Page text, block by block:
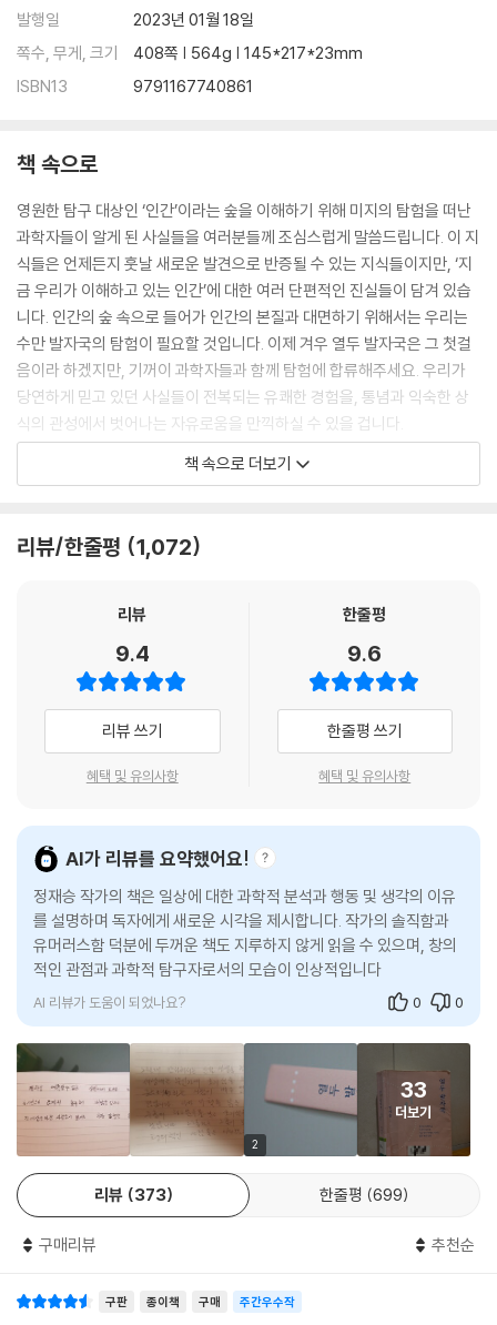
무엇을 발견하고 준비해야 할지, 아직 오지 않은 세계를 상상하고 탐험하
기 위해 우리가 알아야 할 것은 무엇인지를 함께 고민하고 친절하게 설명
하고 있다.
이 대체할 수 없는 인간의 일은 무엇일까? 암호화폐와 블록체인 기술은 어
떻게 진화하게 될까? 저자와 함께 기술혁명이 던지는 물음을 고찰하는 동
안, 독자들은 두려움 대신 새로운 기회를 껴안을 준비를 마치게 된다. 세상
에 없던 혁신을 이루어낸 이들이 꿈꾸던 미래를 맞이하는 가슴 벅찬 설렘
을 만끽할 수 있을 것이다.
생각의 모험으로, 지도 밖의 경계로 이끄는 책
이 책은 신기한 과학 상식을 나열하는 책이 아니라, 그 지식이 삶을 위한 지
혜가 되고 세상을 헤쳐 나가기 위한 통찰이 되는 것을 목표로 하고 있다. 저
자는 끊임없이 독자들에게 생각을 모험으로 이끄는 질문을 한다. “빨간색
펜으로 이름을 쓸 수 있겠어요?”, “짜장면과 짬뽕을 선택하는 일이 정말
어려운 일일까요?”, “왜 자신이 지금 결정을 미루고 있는지 알고 있나
가 이끄는 발자국을 따라가다 보면 우리는 여태 가보지 않은 세상으로 낯
의 이야기를 따라 웃고, 의심하고, 경탄하다 보면 ‘지식이 통찰로 바뀌는 경
의사결정, 창의성, 결핍, 습관, 미신 등 평소 우리의 뇌에서 벌어지는 과학
을 여러 관점과 이야기들로 쉽게 풀어 소개한다. 단순히 과학 상식을 나열
한 것이 아니다. 독자는 정 교수가 전하는 이야기 속에서 지식을 통해 삶을
헤쳐 나가는 지혜와 통찰을 얻게 된다. 급변하는 과학기술 속에서 우리가
-한국일보
많은 데이터와 레퍼런스, 그리고 뛰어난 유머감각으로 무장한 저자의 안내
를 따라가다 보면 이 막연한 미래에 대한 두려움이 조금은 사라지는 것도
같다.-한겨레
나는 평소에 어떻게 행동하고 있는지, 내가 그렇게 행동하는 이유는 무엇
인지 스스로를 한 번 들여다보고 싶어진다. 책에 따르면 새해 다짐을 다 지
키지 못하고 선택하는 것을 어려워하고 미신을 잘 믿는 것은 인간이기에
나타나는 당연한 모습이다. 인간 행동에 대한 이해가 높아지면서 인간이라
는 존재를 긍정하게 된다. - 경향신문
저자는 보편적인 인간의 뇌에 대한 이야기지만 독자들의 내밀한 삶에 맞닿
제로 그렇다. 인생과 진로에 대해 고민 많은 대학생 딸에게 선물로 주고 싶
은 책이다. 머리 굳어진 중년의 직장동료들에게도 슬쩍 던져주고 싶다. -문
화일보
발행일
2023년 01월 18일
쪽수, 무게, 크기
408쪽 | 564g | 145*217*23mm
ISBN13
9791167740861
책 속으로
영원한 탐구 대상인 ‘인간’이라는 숲을 이해하기 위해 미지의 탐험을 떠난
과학자들이 알게 된 사실들을 여러분들께 조심스럽게 말씀드립니다. 이 지
식들은 언제든지 훗날 새로운 발견으로 반증될 수 있는 지식들이지만, ‘지
금 우리가 이해하고 있는 인간’에 대한 여러 단편적인 진실들이 담겨 있습
니다. 인간의 숲 속으로 들어가 인간의 본질과 대면하기 위해서는 우리는
수만 발자국의 탐험이 필요할 것입니다. 이제 겨우 열두 발자국은 그 첫걸
음이라 하겠지만, 기꺼이 과학자들과 함께 탐험에 합류해주세요. 우리가
당연하게 믿고 있던 사실들이 전복되는 유쾌한 경험을, 통념과 익숙한 상
식의 관성에서 벗어나는 자유로움을 만끽하실 수 있을 겁니다.
---「프롤로그, 인간이라는 숲으로 난 열두 발자국」중에서
이루어집니다. 중요한 건 계획을 완수하는 것이 아니라 목표를 완수하는
‘나는 무엇에서 즐거움을 얻는 사람인가?’라는 질문은 나는 무엇을 지향하
는 사람인지를 알려줍니다. ‘나는 무슨 일을 하며 살아야 할까’라는 질문에
대답하려면, 내 즐거움의 원천, 놀이의 시간을 들여다보아야 합니다.
습관이라는 안락함 속에서는 평화롭고 예측 가능한 삶을 영위할 수 있지
요. 습관의 틀을 벗어나려는 노력은 버겁습니다. 때문에 인생의 리셋도 어
렵습니다. 새로고침을 신경과학적으로 해석해보면 나쁜 습관, 뻔한 일상으
로부터 벗어나려는 시도입니다. 자기와 다른 분야에 있는, 다른 관심을 가
진 사람들을 만나려고 의도적으로 노력하지 않으면, 그런 사람을 만날 가
능성은 점점 적어집니다. 불편함을 견디면서 새로운 사람과 이야기하는 걸
즐기면서 살지 않으면, 새로고침은 점점 어려워집니다. 나쁜 습관, 틀에 박
곳으로 먼저 여러분이 움직여야 합니다.
---「다섯 번째 발자국, 우리 뇌도 ‘새로고침’ 할 수 있을까」중에서
제가 오늘 미신이라는 주제를 환기하는 이유는 무엇보다도, 너무도 소중한
우리의 삶이 불합리한 요소들에 영향을 받고 있기 때문입니다. 왜 우리는
삶을 구속하는 비이성적인 믿음이 우리를 지배하는 것을 허락하고 있을까
요? 내 삶은 내가 하기 나름이고, 나의 온전한 의지에 좌우된다는 고귀한
믿음을 왜 우리는 스스로 기꺼이, 너무나도 쉽게 포기하는 걸까요?
책 속으로 더보기
리뷰/한줄평 1,072
리뷰
9.4
리뷰 쓰기
혜택 및 유의사항
한줄평
9.6
한줄평 쓰기
혜택 및 유의사항
AI가 리뷰를 요약했어요!
정재승 작가의 책은 일상에 대한 과학적 분석과 행동 및 생각의 이유
를 설명하며 독자에게 새로운 시각을 제시합니다. 작가의 솔직함과
유머러스함 덕분에 두꺼운 책도 지루하지 않게 읽을 수 있으며, 창의
적인 관점과 과학적 탐구자로서의 모습이 인상적입니다. 다양한 분야
의 책을 통해 더 나은 세상을 만
AI 리뷰가 도움이 되었나요? 0 0
33
더보기
리뷰 373